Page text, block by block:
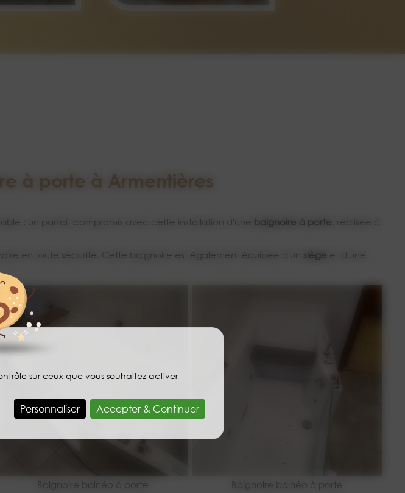
sur ceux que vous souhaitez activer
Accepter & Continuer
Personnaliser
à porte à Armentières
: un parfait compromis avec cette installation d'une baignoire à porte , réalisée à
en toute sécurité. Cette baignoire est également équipée d'un siège et d'une
Baignoire balnéo à porte Baignoire balnéo à porte